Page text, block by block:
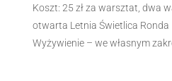
Koszt: 25 zł za warsztat, dwa
otwarta Letnia Świetlica Ronda
Wyżywienie – we własnym